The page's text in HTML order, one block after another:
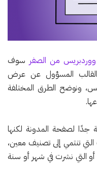
من الصفر سوف
المسؤول عن عرض
ونوضح الطرق المختلفة
لصفحة المدونة لكنها
تنتمي إلى تصنيف معين،
التي نشرت في شهر أو سنة